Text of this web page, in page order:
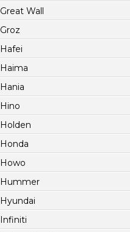
Great Wall
Groz
Hafei
Haima
Hania
Hino
Holden
Honda
Howo
Hummer
Hyundai
Infiniti